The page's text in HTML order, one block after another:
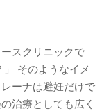
スクリニックで
そのようなイメ
ーナは避妊だけで
治療としても広く